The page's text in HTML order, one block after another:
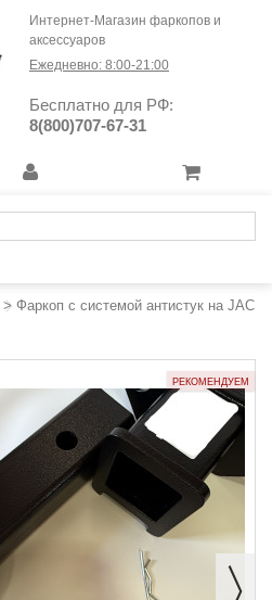
Интернет-Магазин фаркопов и
аксессуаров
Ежедневно: 8:00-21:00
Бесплатно для РФ:
8(800)707-67-31
> Фаркоп с системой антистук на JAC
РЕКОМЕНДУЕМ